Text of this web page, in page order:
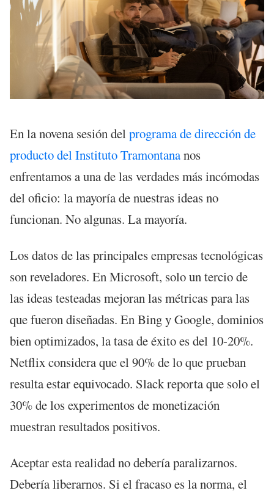
En la novena sesión del programa de dirección de
producto del Instituto Tramontananos
enfrentamos a una de las verdades más incómodas
del oficio: la mayoría de nuestras ideas no
funcionan. No algunas. La mayoría.
Los datos de las principales empresas tecnológicas
son reveladores. En Microsoft, solo un tercio de
las ideas testeadas mejoran las métricas para las
que fueron diseñadas. En Bing y Google, dominios
bien optimizados, la tasa de éxito es del 10-20%.
Netflix considera que el 90% de lo que prueban
resulta estar equivocado. Slack reporta que solo el
30% de los experimentos de monetización
muestran resultados positivos.
Aceptar esta realidad no debería paralizarnos.
Debería liberarnos. Si el fracaso es la norma, el